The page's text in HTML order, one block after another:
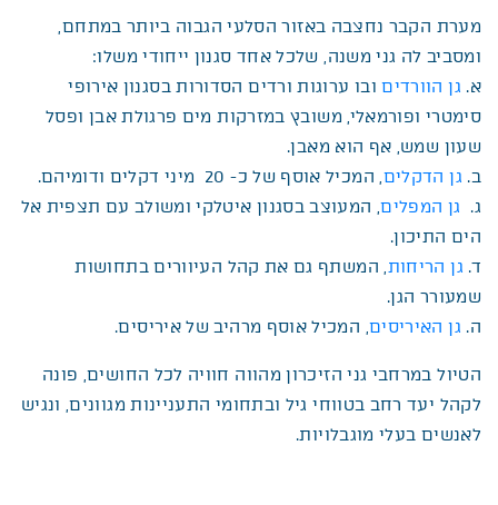
מערת הקבר נחצבה באזור הסלעי הגבוה ביותר במתחם,
ומסביב לה גני משנה, שלכל אחד סגנון ייחודי משלו:
א. גן הוורדיםובו ערוגות ורדים הסדורות בסגנון אירופי
סימטרי ופורמאלי, משובץ במזרקות מים פרגולת אבן ופסל
שעון שמש, אף הוא מאבן.
ב. גן הדקלים, המכיל אוסף של כ- 20 מיני דקלים ודומיהם.
ג.
גן המפלים, המעוצב בסגנון איטלקי ומשולב עם תצפית אל
הים התיכון.
ד. גן הריחות, המשתף גם את קהל העיוורים בתחושות
שמעורר הגן.
ה. גן האיריסים, המכיל אוסף מרהיב של איריסים.
הטיול במרחבי גני הזיכרון מהווה חוויה לכל החושים, פונה
לקהל יעד רחב בטווחי גיל ובתחומי התעניינות מגוונים, ונגיש
לאנשים בעלי מוגבלויות.